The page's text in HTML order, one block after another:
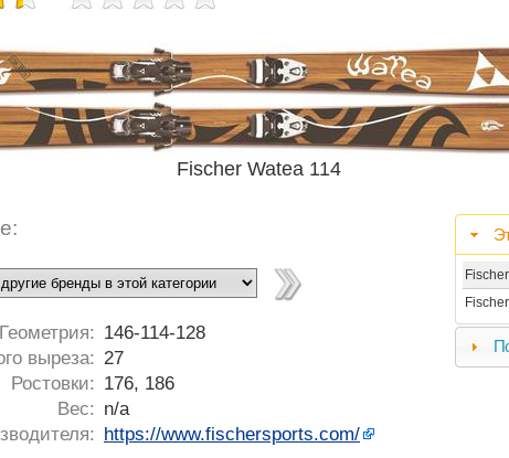
Fischer Watea 114
Геометрия:
146-114-128
выреза:
27
Ростовки:
176, 186
Вес:
n/a
https://www.fischersports.com/